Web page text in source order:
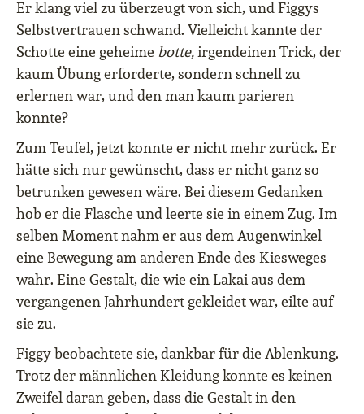
Er klang viel zu überzeugt von sich, und Figgys
Selbstvertrauen schwand. Vielleicht kannte der
Schotte eine geheime botte,irgendeinen Trick, der
kaum Übung erforderte, sondern schnell zu
erlernen war, und den man kaum parieren
konnte?
Zum Teufel, jetzt konnte er nicht mehr zurück. Er
hätte sich nur gewünscht, dass er nicht ganz so
betrunken gewesen wäre. Bei diesem Gedanken
hob er die Flasche und leerte sie in einem Zug. Im
selben Moment nahm er aus dem Augenwinkel
eine Bewegung am anderen Ende des Kiesweges
wahr. Eine Gestalt, die wie ein Lakai aus dem
vergangenen Jahrhundert gekleidet war, eilte auf
sie zu.
Figgy beobachtete sie, dankbar für die Ablenkung.
Trotz der männlichen Kleidung konnte es keinen
Zweifel daran geben, dass die Gestalt in den